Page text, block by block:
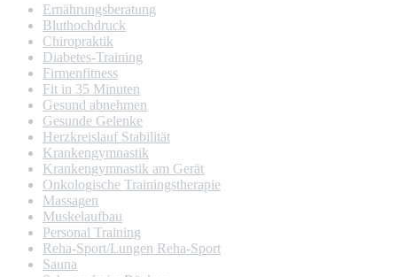
Ernährungsberatung
Blut­hoch­druck
Chiropraktik
Diabetes-Training
Firmen­fitness
Fit in 35 Minuten
Gesund abnehmen
Gesunde Gelenke
Herzkreislauf Stabilität
Kranken­gymnastik
Krankengymnastik am Gerät
Onkologische Trainingstherapie
Massagen
Muskelaufbau
Personal Training
Reha-Sport/Lungen Reha-Sport
Sauna